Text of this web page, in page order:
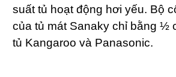
suất tủ hoạt động hơi yếu. Bộ
của tủ mát Sanaky chỉ bằng ½
tủ Kangaroo và Panasonic.